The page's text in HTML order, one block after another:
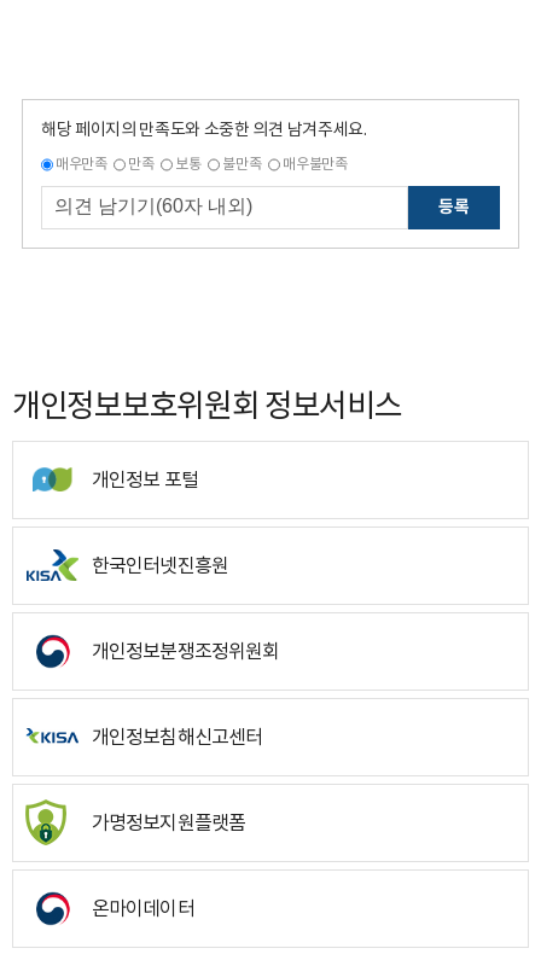
해당 페이지의 만족도와 소중한 의견 남겨주세요.
매우만족 만족 보통 불만족 매우불만족
등록
개인정보보호위원회 정보서비스
개인정보 포털
한국인터넷진흥원
개인정보분쟁조정위원회
개인정보침해신고센터
가명정보지원플랫폼
온마이데이터